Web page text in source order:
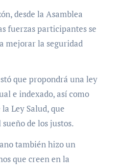
desde la Asamblea
fuerzas participantes se
mejorar la seguridad
que propondrá una ley
e indexado, así como
Ley Salud, que
de los justos.
también hizo un
que creen en la